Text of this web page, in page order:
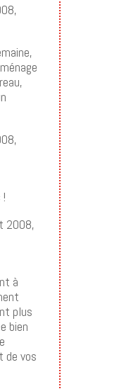
2008,
à
plus
bien
de vos